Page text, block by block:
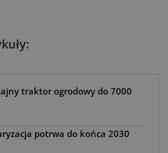
traktor ogrodowy do 7000
potrwa do końca 2030